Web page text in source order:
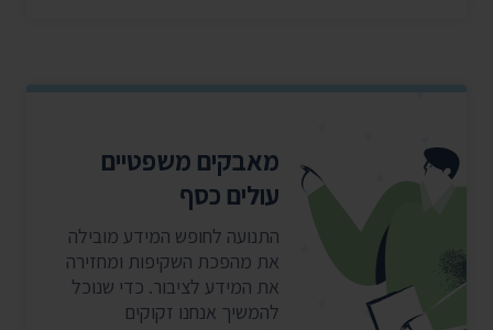
מאבקים משפטיים
עולים כסף
התנועה לחופש המידע מובילה
את מהפכת השקיפות ומחזירה
את המידע לציבור. כדי שנוכל
להמשיך אנחנו זקוקים